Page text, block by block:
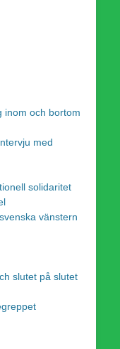
inom och bortom
med
solidaritet
vänstern
slutet på slutet